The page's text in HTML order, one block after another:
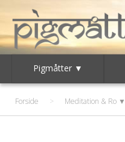
Pigmåtter ▼
Forside > Meditation & Ro ▼